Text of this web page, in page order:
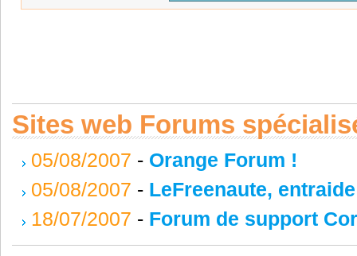
Sites web Forums
05/08/2007 - Orange Forum !
05/08/2007 - LeFreenaute,
18/07/2007 - Forum de support